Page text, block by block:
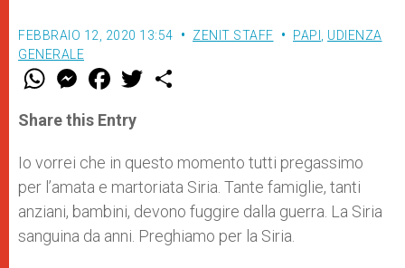
FEBBRAIO 12, 2020 13:54 ZENIT STAFF PAPI , UDIENZA
GENERALE
W
t
s
p
p
M
e
s
e
g
e
r
F
a
e
b
o
k
w
r
Share this Entry
Io vorrei che in questo momento tutti pregassimo
per l’amata e martoriata Siria. Tante famiglie, tanti
anziani, bambini, devono fuggire dalla guerra. La Siria
sanguina da anni. Preghiamo per la Siria.